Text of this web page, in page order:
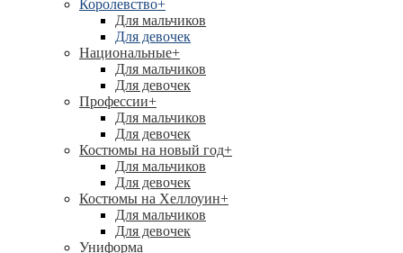
Королевство+
Для мальчиков
Для девочек
Национальные+
Для мальчиков
Для девочек
Профессии+
Для мальчиков
Для девочек
Костюмы на новый год+
Для мальчиков
Для девочек
Костюмы на Хеллоуин+
Для мальчиков
Для девочек
Униформа